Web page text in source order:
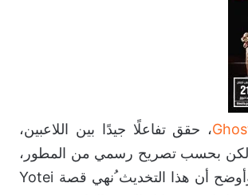
، حقق تفاعلًا جيدًا بين اللاعبين،
لكن بحسب تصريح رسمي من المطور،
فإن تحديث الـRaid الأخير كان آخر تحديث ضخم مخطط له لهذا الطور، وأوضح أن هذا التخديث ُنهي قصة Yotei